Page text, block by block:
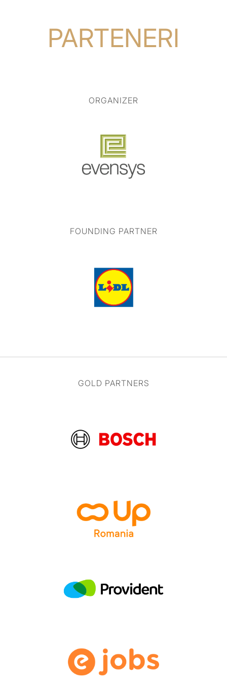
PARTENERI
ORGANIZER
FOUNDING PARTNER
GOLD PARTNERS